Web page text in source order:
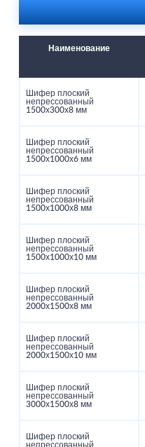
Наименование
Шифер плоский
непрессованный
1500х300х8 мм
Шифер плоский
непрессованный
1500х1000х6 мм
Шифер плоский
непрессованный
1500х1000х8 мм
Шифер плоский
непрессованный
1500х1000х10 мм
Шифер плоский
непрессованный
2000х1500х8 мм
Шифер плоский
непрессованный
2000х1500х10 мм
Шифер плоский
непрессованный
3000х1500х8 мм
Шифер плоский
непрессованный